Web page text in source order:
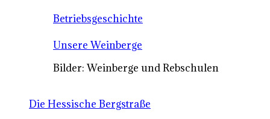
Betriebsgeschichte
Unsere Weinberge
Bilder: Weinberge und Rebschulen
Die Hessische Bergstraße